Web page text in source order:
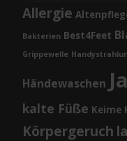
Allergie
Bakterien Best4Feet
Grippewelle
Händewaschen
kalte Füße Keime
Körpergeruch